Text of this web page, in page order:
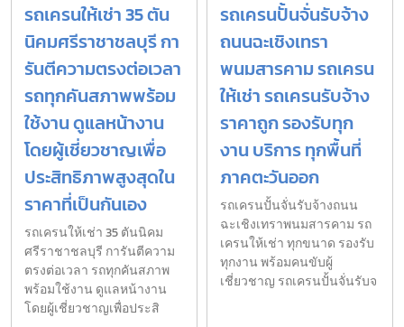
รถเครนให้เช่า 35 ตัน
นิคมศรีราชาชลบุรี กา
รันตีความตรงต่อเวลา
รถทุกคันสภาพพร้อม
ใช้งาน ดูแลหน้างาน
โดยผู้เชี่ยวชาญเพื่อ
ประสิทธิภาพสูงสุดใน
ราคาที่เป็นกันเอง
รถเครนให้เช่า 35 ตันนิคม
ศรีราชาชลบุรี การันตีความ
ตรงต่อเวลา รถทุกคันสภาพ
พร้อมใช้งาน ดูแลหน้างาน
โดยผู้เชี่ยวชาญเพื่อประสิ
รถเครนปั้นจั่นรับจ้าง
ถนนฉะเชิงเทรา
พนมสารคาม รถเครน
ให้เช่า รถเครนรับจ้าง
ราคาถูก รองรับทุก
งาน บริการ ทุกพื้นที่
ภาคตะวันออก
รถเครนปั้นจั่นรับจ้างถนน
ฉะเชิงเทราพนมสารคาม รถ
เครนให้เช่า ทุกขนาด รองรับ
ทุกงาน พร้อมคนขับผู้
เชี่ยวชาญ รถเครนปั้นจั่นรับจ